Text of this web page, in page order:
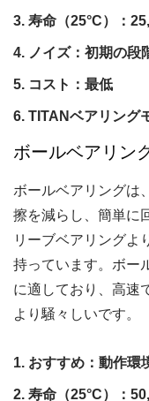
寿命（25°C）：
ノイズ：初期の段
コスト：最低
TITANベアリング
ボールベアリン
ボールベアリングは
擦を減らし、簡単に
リーブベアリングよ
持っています。ボー
に適しており、高速
より騒々しいです。
おすすめ：動作環
寿命（25°C）：